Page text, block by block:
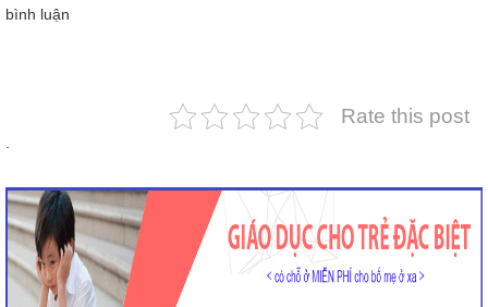
bình luận
Rate this post